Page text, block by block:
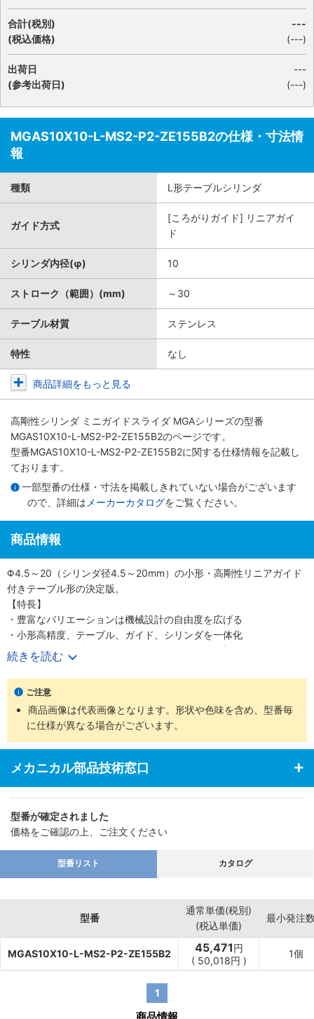
合計(税別)
(税込価格)
---
(---)
出荷日
(参考出荷日)
---
(---)
MGAS10X10-L-MS2-P2-ZE155B2の仕様・寸法情
報
種類 L形テーブルシリンダ
ガイド方式
[ころがりガイド] リニアガイ
ド
シリンダ内径(φ) 10
ストローク（範囲）(mm) ～30
テーブル材質 ステンレス
特性 なし
商品詳細をもっと見る
高剛性シリンダ ミニガイドスライダ MGAシリーズの型番
MGAS10X10-L-MS2-P2-ZE155B2のページです。
型番MGAS10X10-L-MS2-P2-ZE155B2に関する仕様情報を記載し
ております。
一部型番の仕様・寸法を掲載しきれていない場合がございます
ので、詳細は メーカーカタログをご覧ください。
商品情報
Φ4.5～20（シリンダ径4.5～20mm）の小形・高剛性リニアガイド
付きテーブル形の決定版。
【特長】
・豊富なバリエーションは機械設計の自由度を広げる
・小形高精度、テーブル、ガイド、シリンダを一体化
・シリンダ径6種類Φ4.5、6、8、10、12、20（直径4.5、6、8、
10、12、20mm）
・精密に長さを測定可能なストロークセンサも選択可能
【用途】
・あらゆる業界の空気圧機器や生産ラインに対応
続きを読む
ご注意
商品画像は代表画像となります。形状や色味を含め、型番毎
に仕様が異なる場合がございます。
メカニカル部品技術窓口
型番が確定されました
価格をご確認の上、ご注文ください
型番リスト カタログ
型番
通常単価(税別)
(税込単価)
最小発注
MGAS10X10-L-MS2-P2-ZE155B2 45,471円
( 50,018円 )
1個
1
商品情報